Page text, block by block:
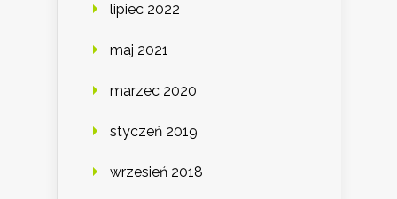
lipiec 2022
maj 2021
marzec 2020
styczeń 2019
wrzesień 2018